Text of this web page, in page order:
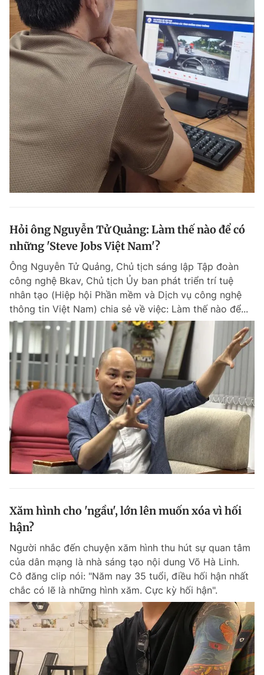
Hỏi ông Nguyễn Tử Quảng: Làm thế nào để có
những 'Steve Jobs Việt Nam'?
Ông Nguyễn Tử Quảng, Chủ tịch sáng lập Tập đoàn
công nghệ Bkav, Chủ tịch Ủy ban phát triển trí tuệ
nhân tạo (Hiệp hội Phần mềm và Dịch vụ công nghệ
thông tin Việt Nam) chia sẻ về việc: Làm thế nào để...
Xăm hình cho 'ngầu', lớn lên muốn xóa vì hối
hận?
Người nhắc đến chuyện xăm hình thu hút sự quan tâm
của dân mạng là nhà sáng tạo nội dung Võ Hà Linh.
Cô đăng clip nói: "Năm nay 35 tuổi, điều hối hận nhất
chắc có lẽ là những hình xăm. Cực kỳ hối hận".